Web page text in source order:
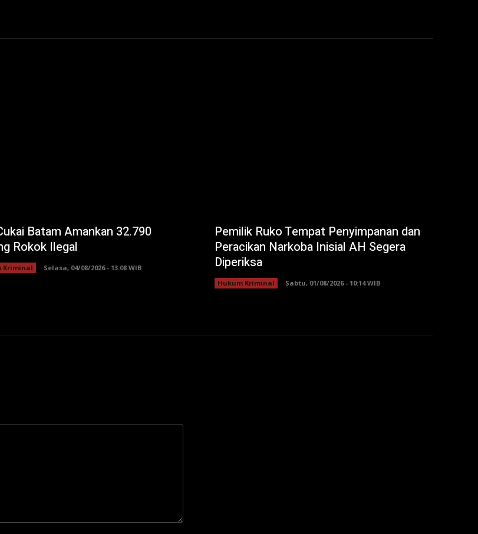
Batam Amankan 32.790
Rokok Ilegal
Kriminal Selasa, 04/08/2026 - 13:08 WIB
Pemilik Ruko Tempat Penyimpanan dan
Peracikan Narkoba Inisial AH Segera
Diperiksa
Hukum Kriminal Sabtu, 01/08/2026 - 10:14 WIB